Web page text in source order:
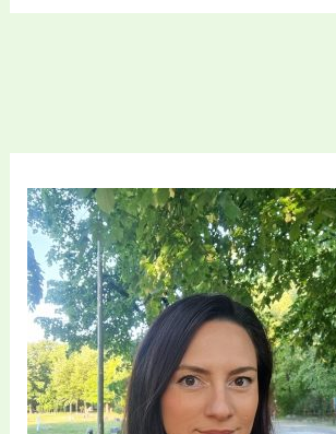
și